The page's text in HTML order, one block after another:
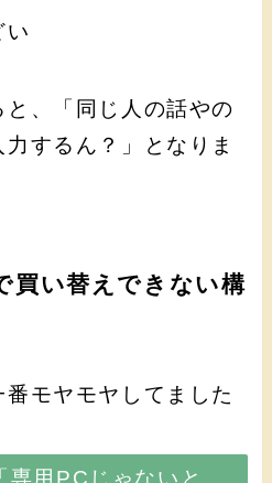
い
、「同じ人の話やの
するん？」となりま
買い替えできない構
モヤモヤしてました
専用PCじゃないと